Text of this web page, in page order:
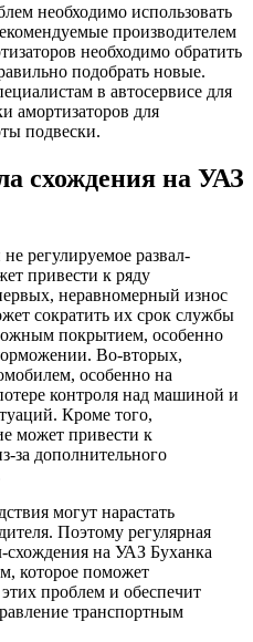
необходимо использовать
производителем
необходимо обратить
подобрать новые.
в автосервисе для
амортизаторов для
подвески.
схождения на УАЗ
регулируемое развал-
привести к ряду
неравномерный износ
сократить их срок службы
покрытием, особенно
Во-вторых,
особенно на
контроля над машиной и
Кроме того,
может привести к
за дополнительного
могут нарастать
Поэтому регулярная
схождения на УАЗ Буханка
которое поможет
проблем и обеспечит
транспортным